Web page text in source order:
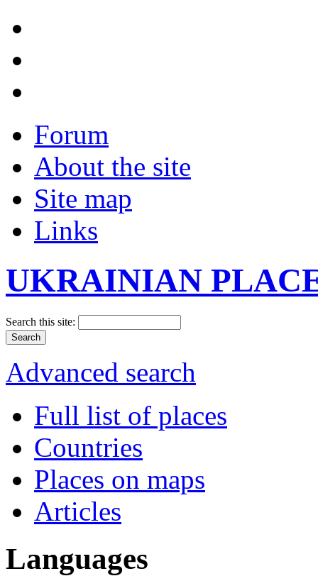
Forum
About the site
Site map
Links
UKRAINIAN
Search this site:
Advanced search
Full list of places
Countries
Places on maps
Articles
Languages